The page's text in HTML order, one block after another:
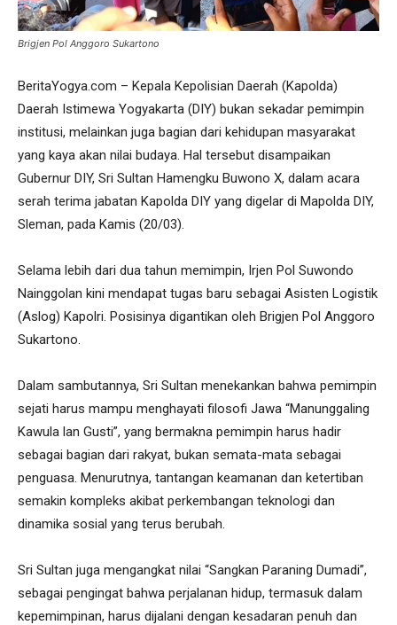
Brigjen Pol Anggoro Sukartono
BeritaYogya.com – Kepala Kepolisian Daerah (Kapolda)
Daerah Istimewa Yogyakarta (DIY) bukan sekadar pemimpin
institusi, melainkan juga bagian dari kehidupan masyarakat
yang kaya akan nilai budaya. Hal tersebut disampaikan
Gubernur DIY, Sri Sultan Hamengku Buwono X, dalam acara
serah terima jabatan Kapolda DIY yang digelar di Mapolda DIY,
Sleman, pada Kamis (20/03).
Selama lebih dari dua tahun memimpin, Irjen Pol Suwondo
Nainggolan kini mendapat tugas baru sebagai Asisten Logistik
(Aslog) Kapolri. Posisinya digantikan oleh Brigjen Pol Anggoro
Sukartono.
Dalam sambutannya, Sri Sultan menekankan bahwa pemimpin
sejati harus mampu menghayati filosofi Jawa “Manunggaling
Kawula lan Gusti”, yang bermakna pemimpin harus hadir
sebagai bagian dari rakyat, bukan semata-mata sebagai
penguasa. Menurutnya, tantangan keamanan dan ketertiban
semakin kompleks akibat perkembangan teknologi dan
dinamika sosial yang terus berubah.
Sri Sultan juga mengangkat nilai “Sangkan Paraning Dumadi”,
sebagai pengingat bahwa perjalanan hidup, termasuk dalam
kepemimpinan, harus dijalani dengan kesadaran penuh dan